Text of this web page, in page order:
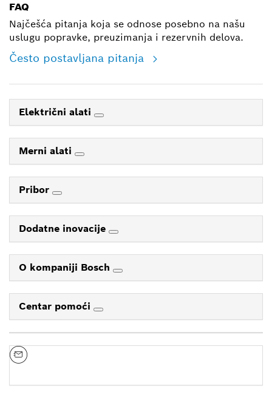
FAQ
Najčešća pitanja koja se odnose posebno na našu
uslugu popravke, preuzimanja i rezervnih delova.
Često postavljana pitanja
Električni alati
Merni alati
Pribor
Dodatne inovacije
O kompaniji Bosch
Centar pomoći